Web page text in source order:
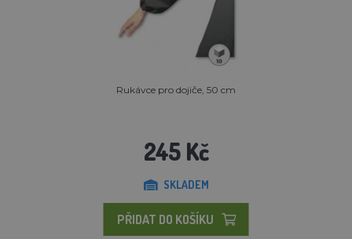
Rukávce pro dojiče, 50 cm
245 Kč
SKLADEM
PŘIDAT DO KOŠÍKU